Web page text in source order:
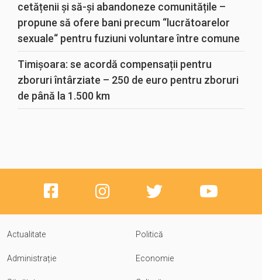
cetățenii și să-și abandoneze comunitățile –
propune să ofere bani precum “lucrătoarelor
sexuale“ pentru fuziuni voluntare între comune
Timișoara: se acordă compensații pentru
zboruri întârziate – 250 de euro pentru zboruri
de până la 1.500 km
Actualitate Politică
Administrație Economie